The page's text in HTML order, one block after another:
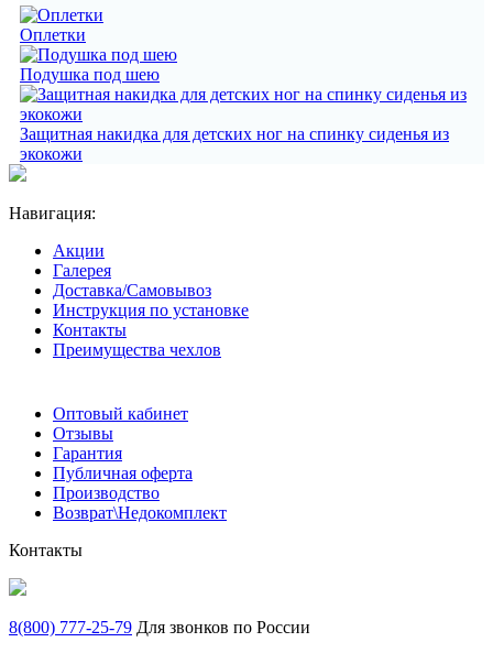
Оплетки
Подушка под шею
Защитная накидка для детских ног на спинку сиденья из
экокожи
Навигация:
Акции
Галерея
Доставка/Самовывоз
Инструкция по установке
Контакты
Преимущества чехлов
Оптовый кабинет
Отзывы
Гарантия
Публичная оферта
Производство
Возврат\Недокомплект
Контакты
8(800) 777-25-79 Для звонков по России